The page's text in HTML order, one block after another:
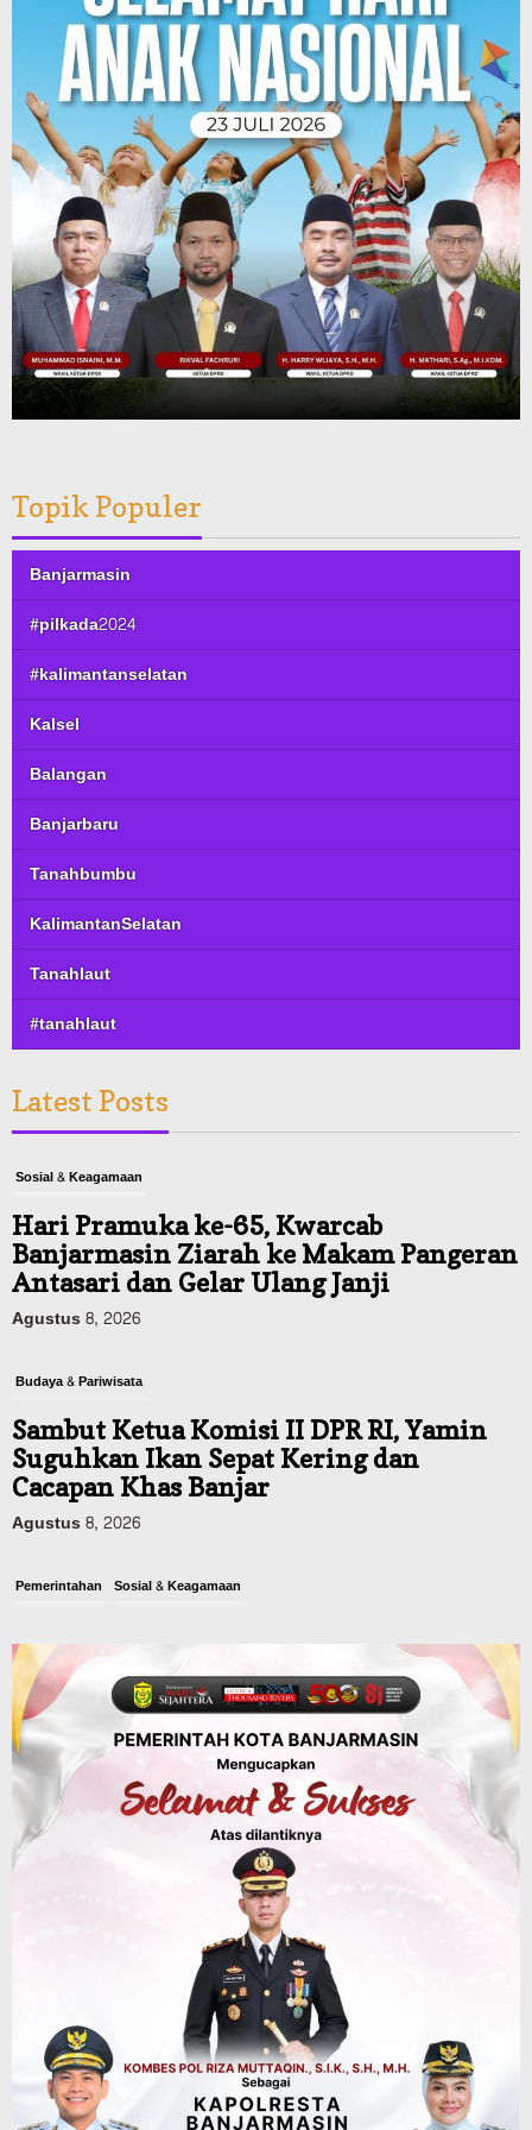
Topik Populer
Banjarmasin
#pilkada2024
#kalimantanselatan
Kalsel
Balangan
Banjarbaru
Tanahbumbu
KalimantanSelatan
Tanahlaut
#tanahlaut
Latest Posts
Sosial & Keagamaan
Hari Pramuka ke-65, Kwarcab
Banjarmasin Ziarah ke Makam Pangeran
Antasari dan Gelar Ulang Janji
Agustus 8, 2026
Budaya & Pariwisata
Sambut Ketua Komisi II DPR RI, Yamin
Suguhkan Ikan Sepat Kering dan
Cacapan Khas Banjar
Agustus 8, 2026
Pemerintahan Sosial & Keagamaan
Digital, Target 30 Persen IKD Masih
Jauh, Komisi II DPR Turun Tangan
Agustus 7, 2026
Dinas PUPR Kalsel Headline Pembangunan
Jalan Veteran Km 5,5 Sungai Lulut
Dibuka Pasca Retak dan Amblas,
Angkutan Bertonase 6 Ton Lebih Tak
Diperbolehkan Melintas
Headline
Panaskan Kembali Arena Panjat Tebing,
FPTI Banjarmasin Siapkan Sirkuit se-